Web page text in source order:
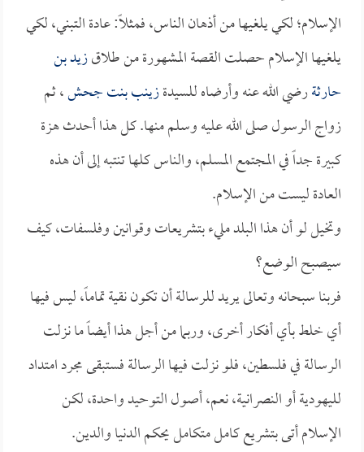
الإسلام؛ لكي يلغيها من أذهان الناس، فمثلاً: عادة التبني، لكي
يلغيها الإسلام حصلت القصة المشهورة من طلاقزيد بن
حارثةرضي الله عنه وأرضاه للسيدةزينب بنت جحش، ثم
زواج الرسول صلى الله عليه وسلم منها. كل هذا أحدث هزة
كبيرة جداً في المجتمع المسلم، والناس كلها تنتبه إلى أن هذه
العادة ليست من الإسلام.
وتخيل لو أن هذا البلد مليء بتشريعات وقوانين وفلسفات، كيف
سيصبح الوضع؟
فربنا سبحانه وتعالى يريد للرسالة أن تكون نقية تماماً، ليس فيها
أي خلط بأي أفكار أخرى، وربما من أجل هذا أيضاً ما نزلت
الرسالة في فلسطين، فلو نزلت فيها الرسالة فستبقى مجرد امتداد
لليهودية أو النصرانية، نعم، أصول التوحيد واحدة، لكن
الإسلام أتى بتشريع كامل متكامل يحكم الدنيا والدين.